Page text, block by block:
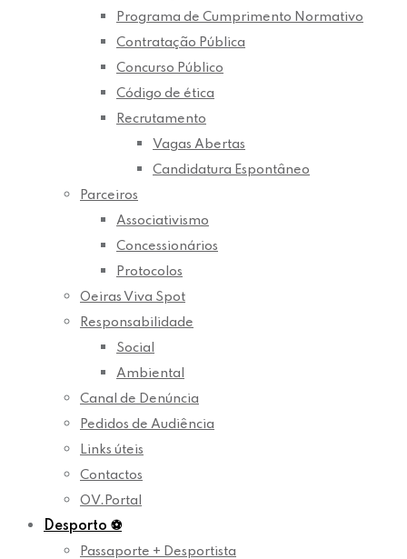
Programa de Cumprimento Normativo
Contratação Pública
Concurso Público
Código de ética
Recrutamento
Vagas Abertas
Candidatura Espontâneo
Parceiros
Associativismo
Concessionários
Protocolos
Oeiras Viva Spot
Responsabilidade
Social
Ambiental
Canal de Denúncia
Pedidos de Audiência
Links úteis
Contactos
OV.Portal
Desporto ⚽
Passaporte + Desportista